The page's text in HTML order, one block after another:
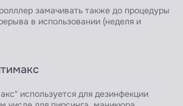
замачивать также до процедуры
в использовании (неделя и
используется для дезинфекции